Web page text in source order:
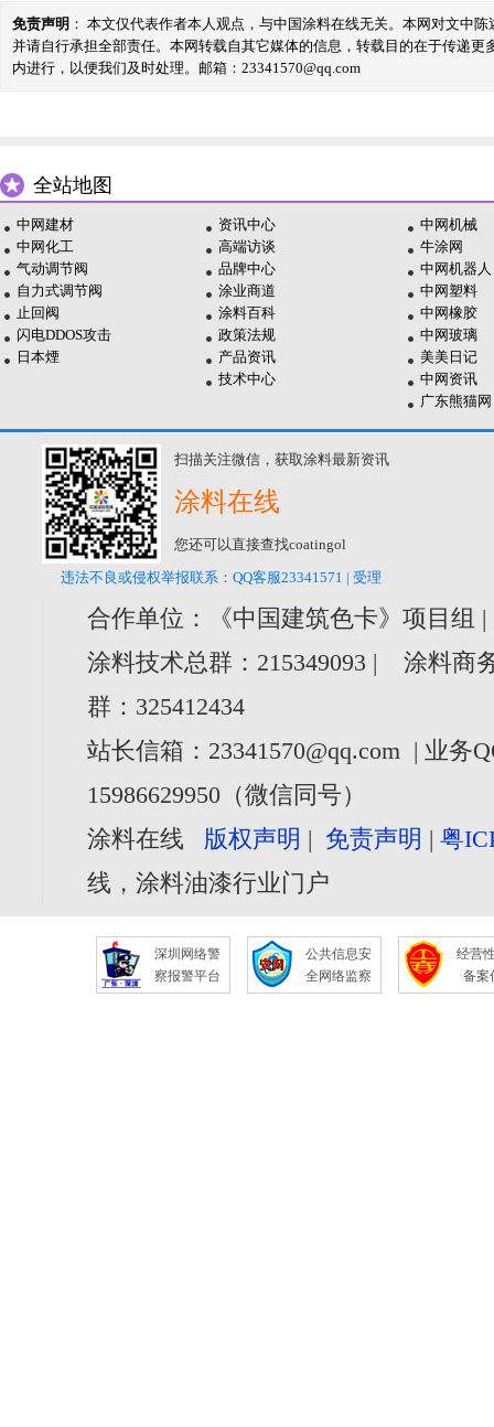
免责声明 ： 本文仅代表作者本人观点，与中国涂料在线无关。本网对文中
并请自行承担全部责任。本网转载自其它媒体的信息，转载目的在于传递
内进行，以便我们及时处理。邮箱：23341570@qq.com
全站地图
中网建材
中网化工
气动调节阀
自力式调节阀
止回阀
闪电DDOS攻击
日本煙
资讯中心
高端访谈
品牌中心
涂业商道
涂料百科
政策法规
产品资讯
技术中心
中网机械
牛涂网
中网机器人
中网塑料
中网橡胶
中网玻璃
美美日记
中网资讯
广东熊猫网
扫描关注微信，获取涂料最新资讯
涂料在线
您还可以直接查找coatingol
违法不良或侵权举报联系：QQ客服23341571 | 受理
合作单位：《中国建筑色卡》项目组
涂料技术总群：215349093 | 涂料商
群：325412434
站长信箱：23341570@qq.com | 业务
15986629950（微信同号）
涂料在线 版权声明 | 免责声明 | 粤
线，涂料油漆行业门户
深圳网络警
察报警平台
公共信息安
全网络监察
经营
备案